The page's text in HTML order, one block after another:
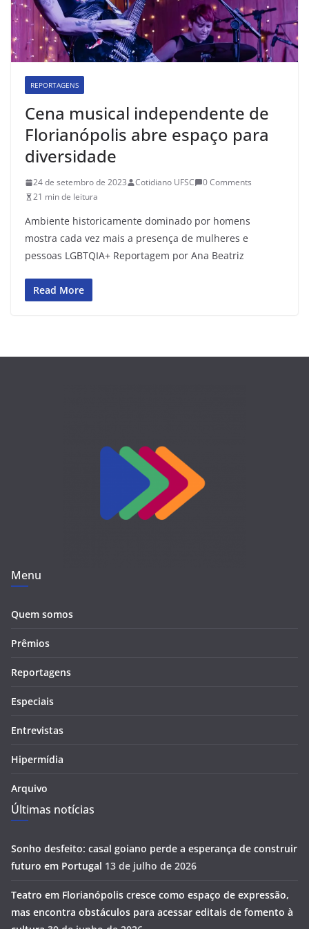
REPORTAGENS
Cena musical independente de
Florianópolis abre espaço para
diversidade
24 de setembro de 2023 Cotidiano UFSC
0 Comments
21 min de leitura
Ambiente historicamente dominado por homens
mostra cada vez mais a presença de mulheres e
pessoas LGBTQIA+ Reportagem por Ana Beatriz
Read More
Menu
Quem somos
Prêmios
Reportagens
Especiais
Entrevistas
Hipermídia
Arquivo
Últimas notícias
Sonho desfeito: casal goiano perde a esperança de construir
futuro em Portugal 13 de julho de 2026
Teatro em Florianópolis cresce como espaço de expressão,
mas encontra obstáculos para acessar editais de fomento à